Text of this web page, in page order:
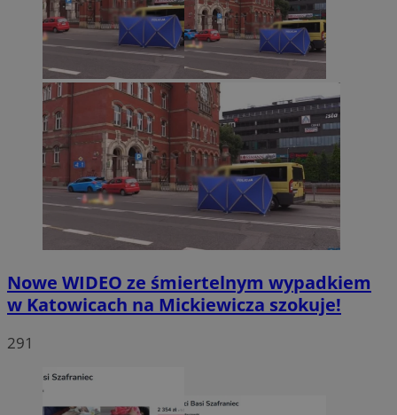
Nowe WIDEO ze śmiertelnym wypadkiem
w Katowicach na Mickiewicza szokuje!
291